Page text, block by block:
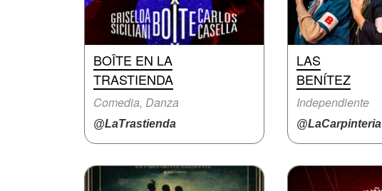
BOÎTE EN LA
TRASTIENDA
Comedia, Danza
@LaTrastienda
LAS
BENÍTEZ
Independiente
@LaCarpinteria